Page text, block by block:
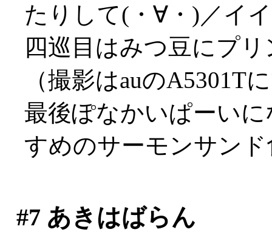
たりして(・∀・)／イ
四巡目はみつ豆にプ
（撮影はauのA5301T
最後ぽなかいぱーい
すめのサーモンサン
#7 あきはばらん